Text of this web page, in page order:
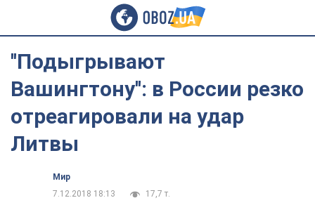
''Подыгрывают
Вашингтону'': в России резко
отреагировали на удар
Литвы
Мир
7.12.2018 18:13
17,7 т.